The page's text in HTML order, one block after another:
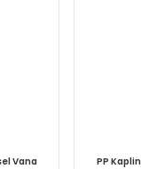
Vana
PP